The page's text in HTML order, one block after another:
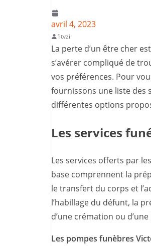
avril 4, 2023
1tvzi
La perte d’un être cher
s’avérer compliqué de
vos préférences. Pour
fournissons une liste des
différentes options
Les services
Les services offerts par
base comprennent la
le transfert du corps et
l’habillage du défunt, la
d’une crémation ou
Les pompes funèbres